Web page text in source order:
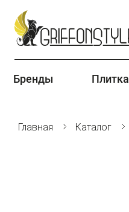
Бренды Плитка
Главная Каталог